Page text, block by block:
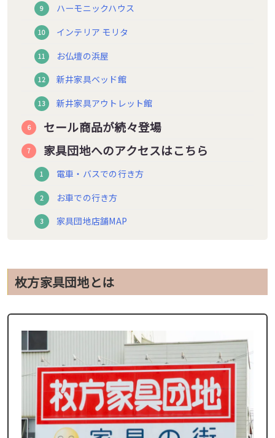
ハーモニックハウス
インテリア モリタ
お仏壇の浜屋
新井家具ベッド館
新井家具アウトレット館
セール商品が続々登場
家具団地へのアクセスはこちら
電車・バスでの行き方
お車での行き方
家具団地店舗MAP
枚方家具団地とは